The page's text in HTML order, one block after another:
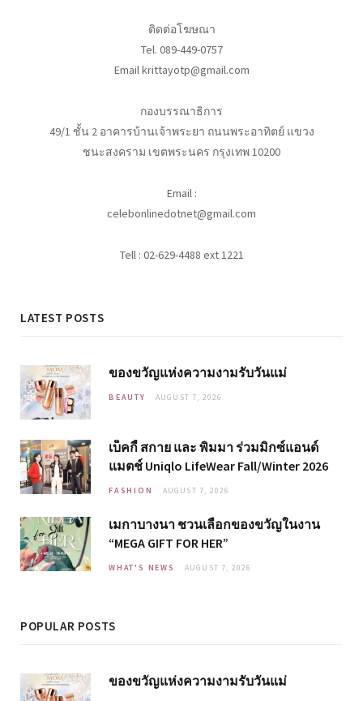
ติดต่อโฆษณา
Tel. 089-449-0757
Email krittayotp@gmail.com
กองบรรณาธิการ
49/1 ชั้น 2 อาคารบ้านเจ้าพระยา ถนนพระอาทิตย์ แขวง
ชนะสงคราม เขตพระนคร กรุงเทพ 10200
Email :
celebonlinedotnet@gmail.com
Tell : 02-629-4488 ext 1221
LATEST POSTS
ของขวัญแห่งความงามรับวันแม่
BEAUTY AUGUST 7, 2026
เบ็คกี้ สกาย และ พิมมา ร่วมมิกซ์แอนด์
แมตช์ Uniqlo LifeWear Fall/Winter 2026
FASHION AUGUST 7, 2026
เมกาบางนา ชวนเลือกของขวัญในงาน
“MEGA GIFT FOR HER”
WHAT'S NEWS AUGUST 7, 2026
POPULAR POSTS
ของขวัญแห่งความงามรับวันแม่